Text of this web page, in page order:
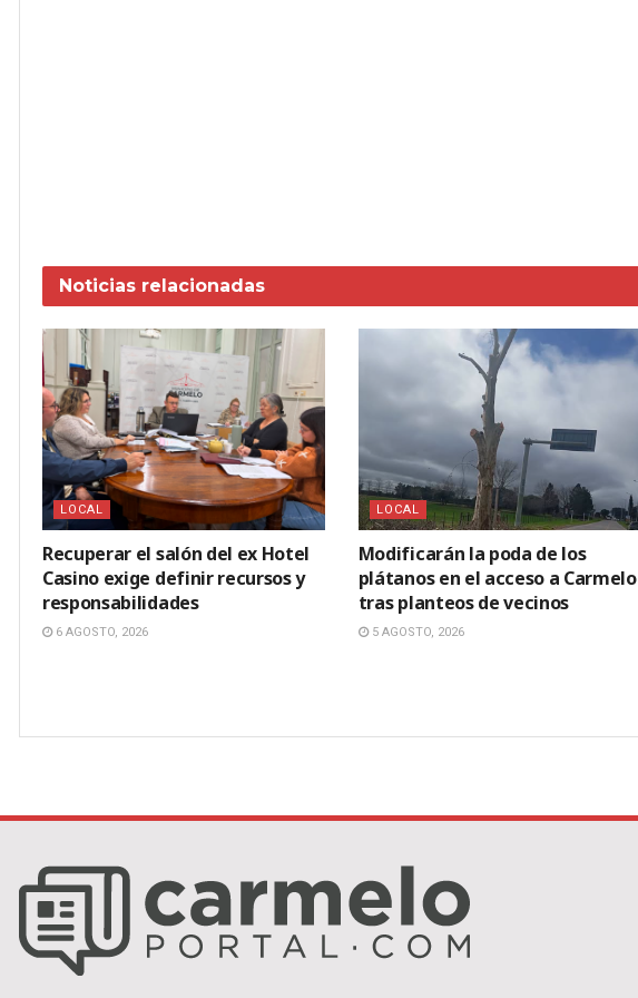
Noticias relacionadas
LOCAL
Recuperar el salón del ex Hotel
Casino exige definir recursos y
responsabilidades
6 AGOSTO, 2026
LOCAL
Modificarán la poda de los
plátanos en el acceso a Carmelo
tras planteos de vecinos
5 AGOSTO, 2026